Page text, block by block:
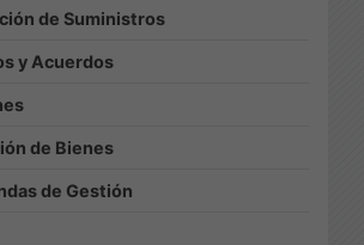
de Suministros
y Acuerdos
de Bienes
de Gestión